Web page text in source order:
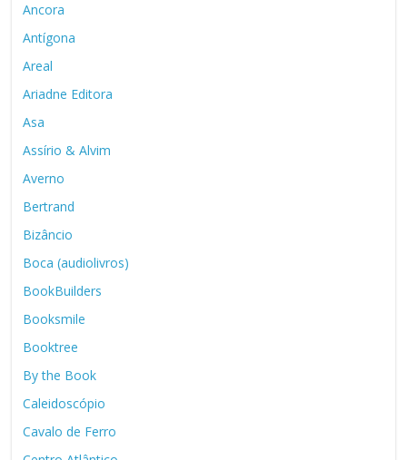
Ancora
Antígona
Areal
Ariadne Editora
Asa
Assírio & Alvim
Averno
Bertrand
Bizâncio
Boca (audiolivros)
BookBuilders
Booksmile
Booktree
By the Book
Caleidoscópio
Cavalo de Ferro